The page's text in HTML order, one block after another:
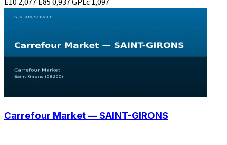
Carrefour Market — SAINT-GIRONS